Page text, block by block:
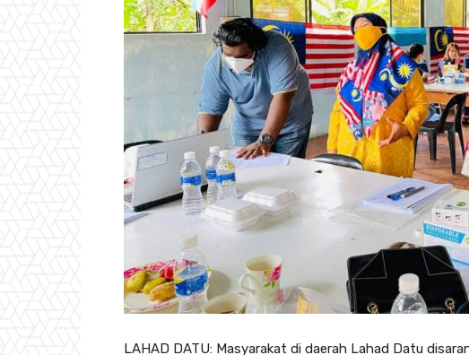
LAHAD DATU: Masyarakat di daerah Lahad Datu